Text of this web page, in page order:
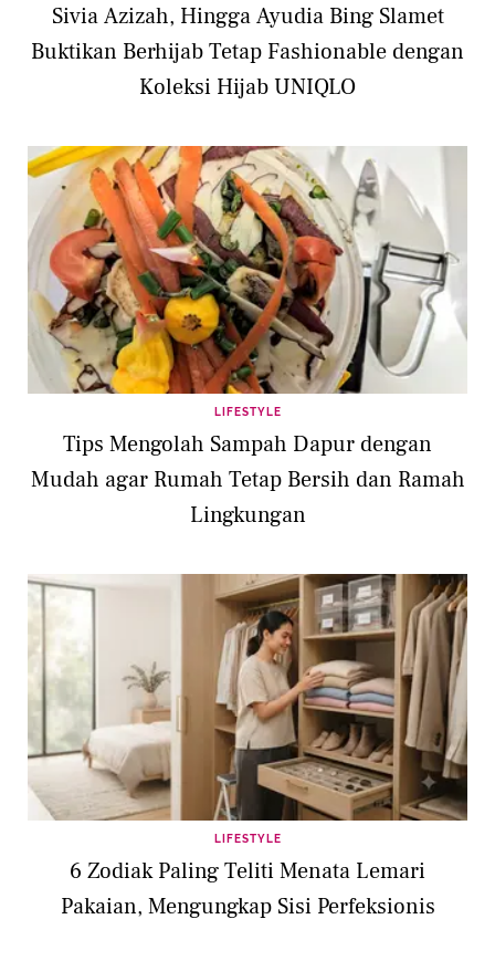
Sivia Azizah, Hingga Ayudia Bing Slamet
Buktikan Berhijab Tetap Fashionable dengan
Koleksi Hijab UNIQLO
LIFESTYLE
Tips Mengolah Sampah Dapur dengan
Mudah agar Rumah Tetap Bersih dan Ramah
Lingkungan
LIFESTYLE
6 Zodiak Paling Teliti Menata Lemari
Pakaian, Mengungkap Sisi Perfeksionis